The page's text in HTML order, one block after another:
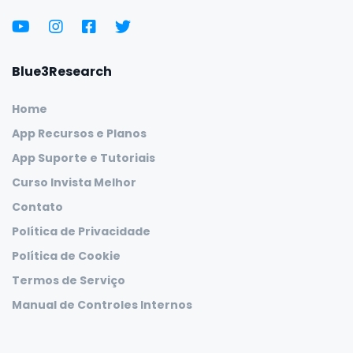
Blue3Research
Home
App Recursos e Planos
App Suporte e Tutoriais
Curso Invista Melhor
Contato
Política de Privacidade
Política de Cookie
Termos de Serviço
Manual de Controles Internos